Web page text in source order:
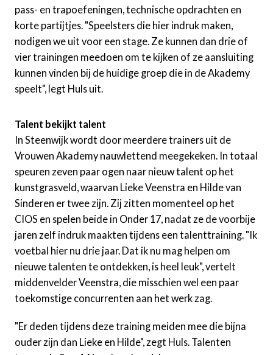
pass- en trapoefeningen, technische opdrachten en
korte partijtjes. "Speelsters die hier indruk maken,
nodigen we uit voor een stage. Ze kunnen dan drie of
vier trainingen meedoen om te kijken of ze aansluiting
kunnen vinden bij de huidige groep die in de Akademy
speelt", legt Huls uit.
Talent bekijkt talent
In Steenwijk wordt door meerdere trainers uit de
Vrouwen Akademy nauwlettend meegekeken. In totaal
speuren zeven paar ogen naar nieuw talent op het
kunstgrasveld, waarvan Lieke Veenstra en Hilde van
Sinderen er twee zijn. Zij zitten momenteel op het
CIOS en spelen beide in Onder 17, nadat ze de voorbije
jaren zelf indruk maakten tijdens een talenttraining. "Ik
voetbal hier nu drie jaar. Dat ik nu mag helpen om
nieuwe talenten te ontdekken, is heel leuk", vertelt
middenvelder Veenstra, die misschien wel een paar
toekomstige concurrenten aan het werk zag.
"Er deden tijdens deze training meiden mee die bijna
ouder zijn dan Lieke en Hilde", zegt Huls. Talenten